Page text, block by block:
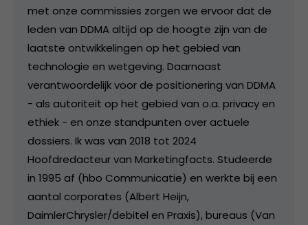
met onze commissies zorgen we ervoor dat de
leden van DDMA altijd op de hoogte zijn van de
laatste ontwikkelingen op het gebied van
technologie en wetgeving. Daarnaast
verantwoordelijk voor de positionering van DDMA
- als autoriteit op het gebied van o.a. privacy en
ethiek - en onze standpunten over actuele
dossiers. Ik was van 2018 tot 2024
Hoofdredacteur van Marketingfacts. Studeerde
in 1995 af (hbo Communicatie) en werkte bij een
aantal corporates (Albert Heijn,
DaimlerChrysler/debitel en Praxis), bureaus (Van